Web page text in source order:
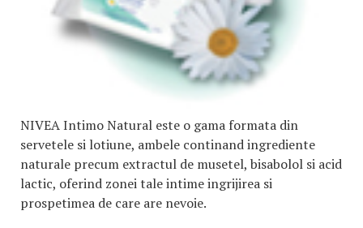
NIVEA Intimo Natural este o gama formata din
servetele si lotiune, ambele continand ingrediente
naturale precum extractul de musetel, bisabolol si acid
lactic, oferind zonei tale intime ingrijirea si
prospetimea de care are nevoie.